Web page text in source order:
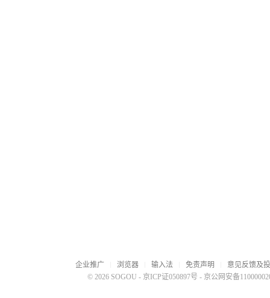
企业推广 浏览器 输入法 免责声明
意见反馈及
© 2026 SOGOU - 京ICP证050897号 - 京公网安备